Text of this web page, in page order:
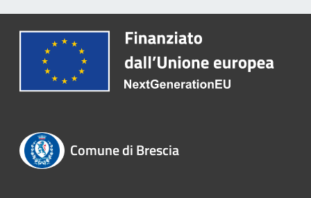
Comune di Brescia